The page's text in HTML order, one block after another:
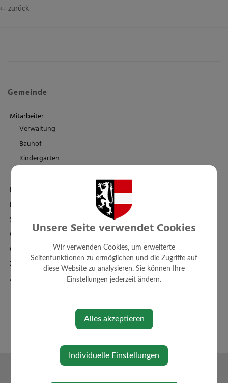
⇐ zurück
Gemeinde
Mitarbeiter
Verwaltung
Bauhof
Kindergärten
Einrichtungen
Politik
Standesamt
Ortsplan - FWP - BPL
Örtl. Entwicklungskonzept
Zahlen + Fakten
Amtssignatur
Unsere Seite verwendet Cookies
Wir verwenden Cookies, um erweiterte
Seitenfunktionen zu ermöglichen und die Zugriffe auf
diese Website zu analysieren. Sie können Ihre
Einstellungen jederzeit ändern.
Alles akzeptieren
Individuelle Einstellungen